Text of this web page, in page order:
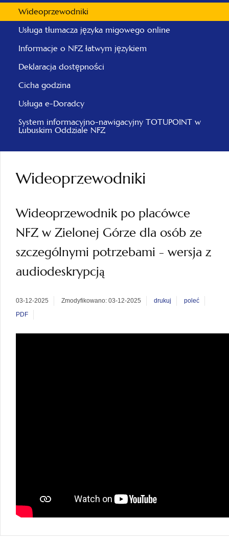
Wideoprzewodniki
Usługa tłumacza języka migowego online
Informacje o NFZ łatwym językiem
Deklaracja dostępności
Cicha godzina
Usługa e-Doradcy
System informacyjno-nawigacyjny TOTUPOINT w
Lubuskim Oddziale NFZ
Wideoprzewodniki
Wideoprzewodnik po placówce
NFZ w Zielonej Górze dla osób ze
szczególnymi potrzebami - wersja z
audiodeskrypcją
03-12-2025 Zmodyfikowano: 03-12-2025 drukuj
poleć
PDF